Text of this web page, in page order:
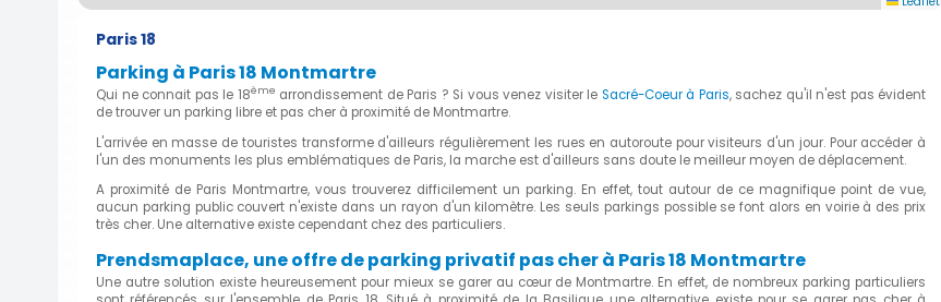
Paris 18
Parking à Paris 18 Montmartre
Qui ne connait pas le 18ème arrondissement de Paris ? Si vous venez visiter le Sacré-Coeur à Paris, sachez qu'il n'est pas évident
de trouver un parking libre et pas cher à proximité de Montmartre.
L'arrivée en masse de touristes transforme d'ailleurs régulièrement les rues en autoroute pour visiteurs d'un jour. Pour accéder à
l'un des monuments les plus emblématiques de Paris, la marche est d'ailleurs sans doute le meilleur moyen de déplacement.
A proximité de Paris Montmartre, vous trouverez difficilement un parking. En effet, tout autour de ce magnifique point de vue,
aucun parking public couvert n'existe dans un rayon d'un kilomètre. Les seuls parkings possible se font alors en voirie à des prix
très cher. Une alternative existe cependant chez des particuliers.
Prendsmaplace, une offre de parking privatif pas cher à Paris 18 Montmartre
Une autre solution existe heureusement pour mieux se garer au cœur de Montmartre. En effet, de nombreux parking particuliers